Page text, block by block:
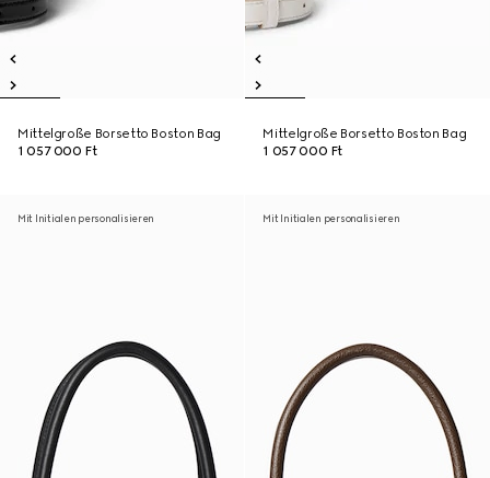
Mittelgroße Borsetto Boston Bag
1 057 000 Ft
Mittelgroße Borsetto Boston Bag
1 057 000 Ft
Mit Initialen personalisieren Mit Initialen personalisieren